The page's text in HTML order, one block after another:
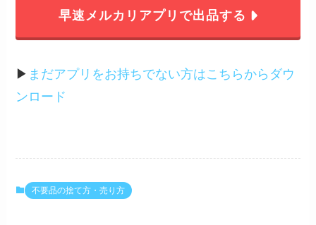
早速メルカリアプリで出品する
▶︎ まだアプリをお持ちでない方はこちらからダウ
ンロード
不要品の捨て方・売り方